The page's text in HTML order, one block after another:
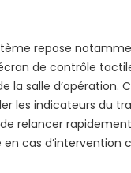
repose
de contrôle
la salle d’opération.
les indicateurs du
relancer
cas d’intervention